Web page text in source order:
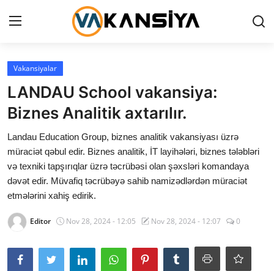
Login
Maliyyə
Əlaqə
Xəbərlər
Vakansiyalar
LANDAU School vakansiya:
Biznes Analitik axtarılır.
Landau Education Group, biznes analitik vakansiyası üzrə
müraciət qəbul edir. Biznes analitik, İT layihələri, biznes tələbləri
və texniki tapşırıqlar üzrə təcrübəsi olan şəxsləri komandaya
dəvət edir. Müvafiq təcrübəyə sahib namizədlərdən müraciət
etmələrini xahiş edirik.
Editor Nov 28, 2024 - 12:05 Nov 28, 2024 - 12:07 0